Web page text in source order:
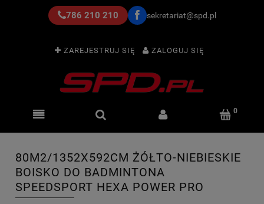
786 210 210 sekretariat@spd.pl
ZAREJESTRUJ SIĘ ZALOGUJ SIĘ
80M2/1352X592CM ŻÓŁTO-NIEBIESKIE
BOISKO DO BADMINTONA
SPEEDSPORT HEXA POWER PRO